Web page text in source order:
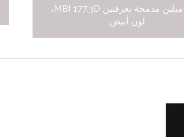
ثلاجة ميلين مدمجة بغرفتين MBI 177.3D،
لون أبيض